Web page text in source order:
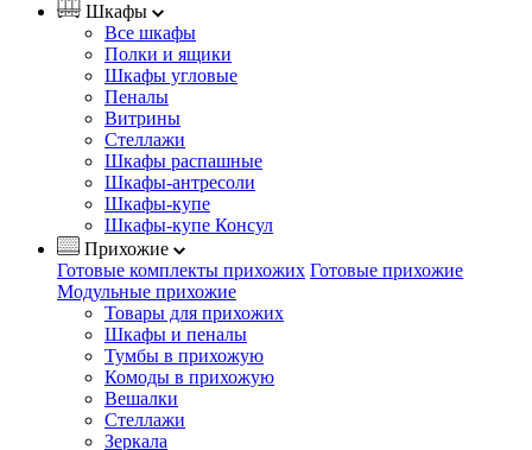
Шкафы
Все шкафы
Полки и ящики
Шкафы угловые
Пеналы
Витрины
Стеллажи
Шкафы распашные
Шкафы-антресоли
Шкафы-купе
Шкафы-купе Консул
Прихожие
Готовые комплекты прихожих Готовые прихожие
Модульные прихожие
Товары для прихожих
Шкафы и пеналы
Тумбы в прихожую
Комоды в прихожую
Вешалки
Стеллажи
Зеркала